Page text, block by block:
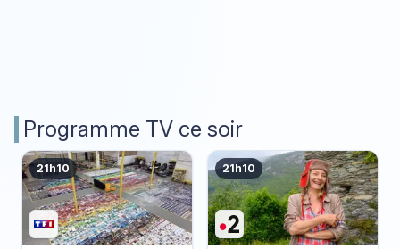
Programme TV ce soir
21h10 21h10